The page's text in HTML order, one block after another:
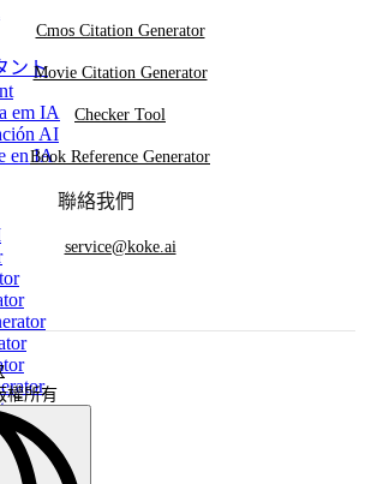
ント
em IA
AI
en IA
Harvard
Cmos Citation Generator
Movie Citation Generator
Checker Tool
Book Reference Generator
聯絡我們
service@koke.ai
權所有